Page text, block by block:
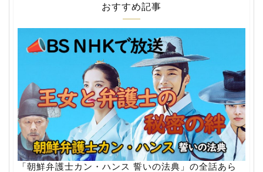
おすすめ記事
「朝鮮弁護士カン・ハンス 誓いの法典」の全話あら